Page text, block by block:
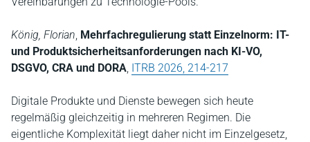
König, Florian, Mehrfachregulierung statt Einzelnorm: IT-
und Produktsicherheitsanforderungen nach KI-VO,
DSGVO, CRA und DORA, ITRB 2026, 214-217
Digitale Produkte und Dienste bewegen sich heute
regelmäßig gleichzeitig in mehreren Regimen. Die
eigentliche Komplexität liegt daher nicht im Einzelgesetz,